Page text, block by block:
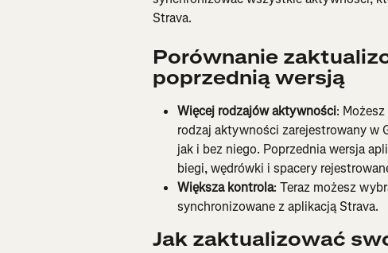
Strava.
Porównanie
poprzednią wersją
Więcej rodzajów aktywności:
rodzaj aktywności zarejestrowany w
jak i bez niego. Poprzednia wersja
biegi, wędrówki i spacery
Większa kontrola: Teraz możesz
synchronizowane z aplikacją Strava.
Jak zaktualizować